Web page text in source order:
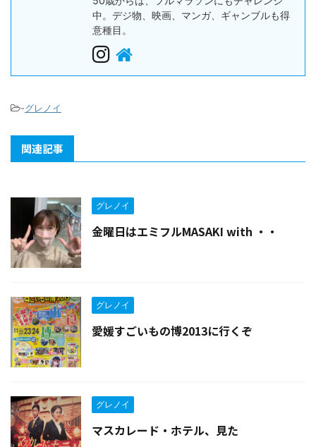
中。デジ物、映画、マンガ、ギャンブルも得
意種目。
-グレノイ
関連記事
グレノイ
金曜日はエミフルMASAKI with ・・
グレノイ
愛媛すごいもの博2013に行くぞ
グレノイ
マスカレード・ホテル、見た